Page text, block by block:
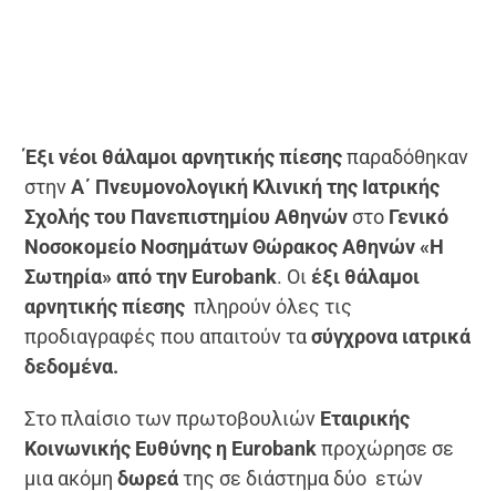
Έξι νέοι θάλαμοι αρνητικής πίεσηςπαραδόθηκαν
στηνΑ΄ Πνευμονολογική Κλινική της Ιατρικής
Σχολής του Πανεπιστημίου Αθηνών στο Γενικό
Νοσοκομείο Νοσημάτων Θώρακος Αθηνών «Η
Σωτηρία» από την Eurobank. Οι έξι θάλαμοι
αρνητικής πίεσης πληρούν όλες τις
προδιαγραφές που απαιτούν τασύγχρονα ιατρικά
δεδομένα.
Στο πλαίσιο των πρωτοβουλιών Εταιρικής
Κοινωνικής Ευθύνης η Eurobankπροχώρησε σε
μια ακόμηδωρεάτης σε διάστημα δύο ετών